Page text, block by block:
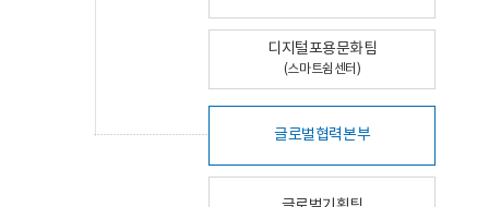
디지털포용문화팀
(스마트쉼센터)
글로벌협력본부